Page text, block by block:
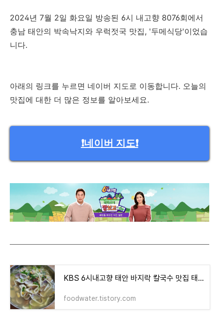
2024년 7월 2일 화요일 방송된 6시 내고향 8076회에서
충남 태안의 박속낙지와 우럭젓국 맛집, '두메식당'이었습
니다.
아래의 링크를 누르면 네이버 지도로 이동합니다. 오늘의
맛집에 대한 더 많은 정보를 알아보세요.
❗️네이버 지도❗️
KBS 6시내고향 태안 바지락 칼국수 맛집 태안칼국수1번지 4월 5일
foodwater.tistory.com